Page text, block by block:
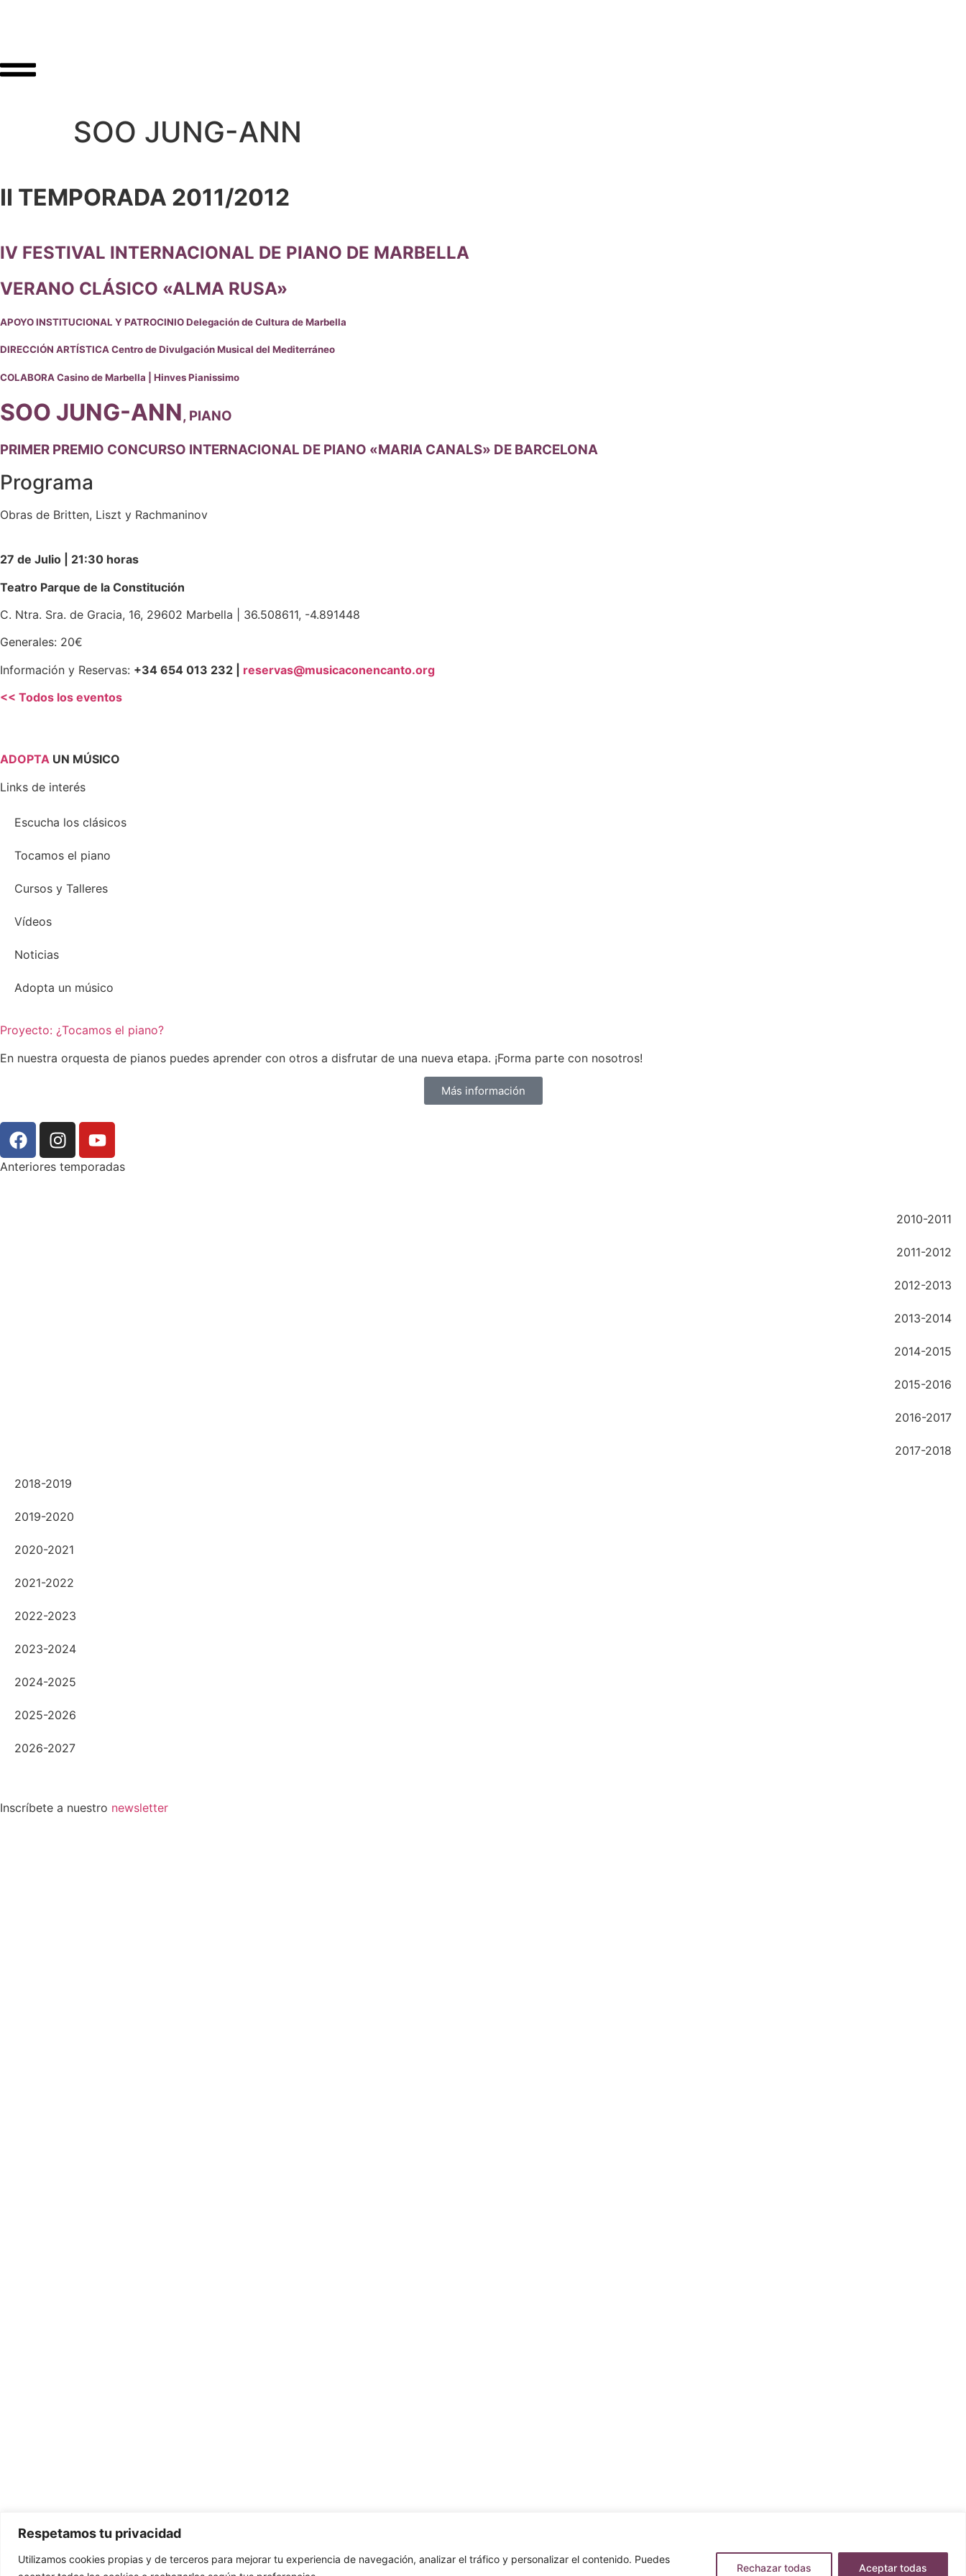
Respetamos tu privacidad
Utilizamos cookies propias y de terceros para mejorar tu experiencia de navegación, analizar el tráfico y personalizar el contenido. Puedes
Rechazar todas Aceptar todas
SOO JUNG-ANN
II TEMPORADA 2011/2012
IV FESTIVAL INTERNACIONAL DE PIANO DE MARBELLA
VERANO CLÁSICO «ALMA RUSA»
APOYO INSTITUCIONAL Y PATROCINIO Delegación de Cultura de Marbella
DIRECCIÓN ARTÍSTICA Centro de Divulgación Musical del Mediterráneo
COLABORA Casino de Marbella | Hinves Pianissimo
SOO JUNG-ANN, PIANO
PRIMER PREMIO CONCURSO INTERNACIONAL DE PIANO «MARIA CANALS» DE BARCELONA
Programa
Obras de Britten, Liszt y Rachmaninov
27 de Julio | 21:30 horas
Teatro Parque de la Constitución
C. Ntra. Sra. de Gracia, 16, 29602 Marbella | 36.508611, -4.891448
Generales: 20€
Información y Reservas: +34 654 013 232 | reservas@musicaconencanto.org
<< Todos los eventos
ADOPTA UN MÚSICO
Links de interés
Escucha los clásicos
Tocamos el piano
Cursos y Talleres
Vídeos
Noticias
Adopta un músico
Proyecto: ¿Tocamos el piano?
En nuestra orquesta de pianos puedes aprender con otros a disfrutar de una nueva etapa. ¡Forma parte con nosotros!
Más información
Anteriores temporadas
2010-2011
2011-2012
2012-2013
2013-2014
2014-2015
2015-2016
2016-2017
2017-2018
2018-2019
2019-2020
2020-2021
2021-2022
2022-2023
2023-2024
2024-2025
2025-2026
2026-2027
Inscríbete a nuestro newsletter